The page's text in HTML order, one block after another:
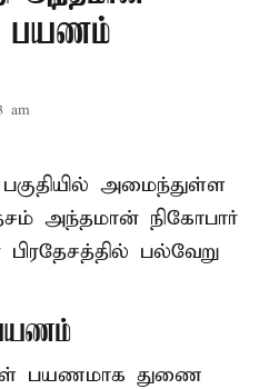
பயணம்
am
அமைந்துள்ள
அந்தமான் நிகோபார்
பல்வேறு
பயணமாக துணை